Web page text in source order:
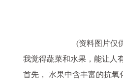
(资料图片仅
我觉得蔬菜和水果，能让人
首先， 水果中含丰富的抗氧